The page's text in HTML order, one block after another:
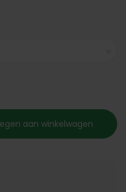
aan winkelwagen